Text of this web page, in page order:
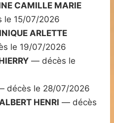
CAMILLE MARIE
le 15/07/2026
ARLETTE
le 19/07/2026
— décès le
décès le 28/07/2026
HENRI — décès